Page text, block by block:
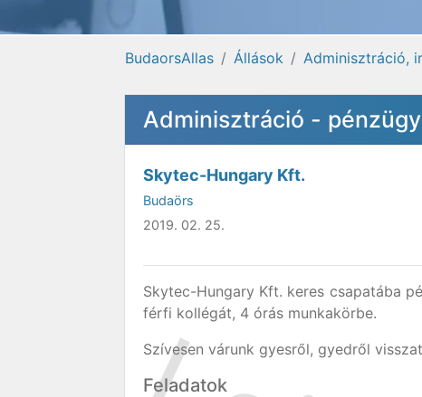
BudaorsAllas Állások Adminisztráció,
Adminisztráció -
Skytec-Hungary Kft.
Budaörs
2019. 02. 25.
Skytec-Hungary Kft. keres csapatába
férfi kollégát, 4 órás munkakörbe.
Szívesen várunk gyesről, gyedről
Feladatok